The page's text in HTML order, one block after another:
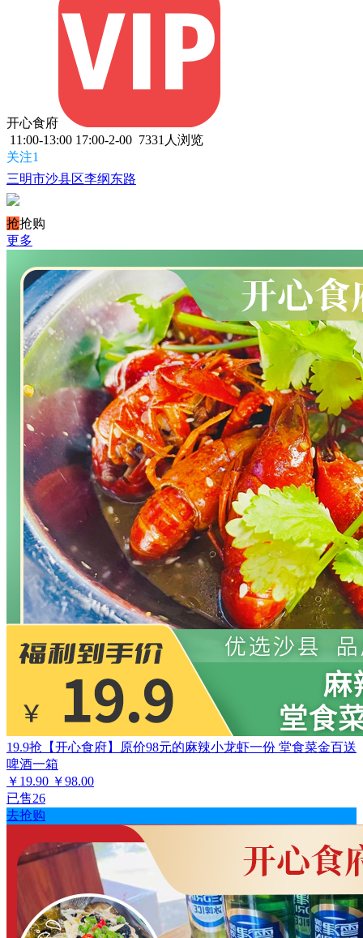
开心食府
11:00-13:00 17:00-2-00 7331人浏览
关注1
三明市沙县区李纲东路
抢抢购
更多
19.9抢【开心食府】原价98元的麻辣小龙虾一份 堂食菜金百送
啤酒一箱
￥19.90 ￥98.00
已售26
去抢购